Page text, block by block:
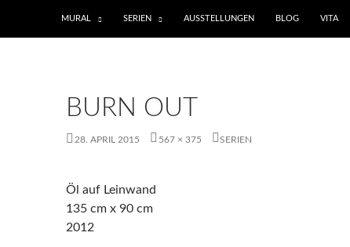
MURAL
SERIEN AUSSTELLUNGEN BLOG VITA
BURN OUT
28. APRIL 2015 567 × 375 SERIEN
Öl auf Leinwand
135 cm x 90 cm
2012